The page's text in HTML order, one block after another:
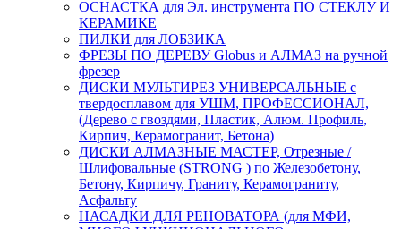
ОСНАСТКА для Эл. инструмента ПО СТЕКЛУ И
КЕРАМИКЕ
ПИЛКИ для ЛОБЗИКА
ФРЕЗЫ ПО ДЕРЕВУ Globus и АЛМАЗ на ручной
фрезер
ДИСКИ МУЛЬТИРЕЗ УНИВЕРСАЛЬНЫЕ с
твердосплавом для УШМ, ПРОФЕССИОНАЛ,
(Дерево с гвоздями, Пластик, Алюм. Профиль,
Кирпич, Керамогранит, Бетона)
ДИСКИ АЛМАЗНЫЕ МАСТЕР, Отрезные /
Шлифовальные (STRONG ) по Железобетону,
Бетону, Кирпичу, Граниту, Керамограниту,
Асфальту
НАСАДКИ ДЛЯ РЕНОВАТОРА (для МФИ,